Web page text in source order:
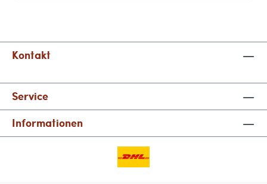
Kontakt
Service
Informationen